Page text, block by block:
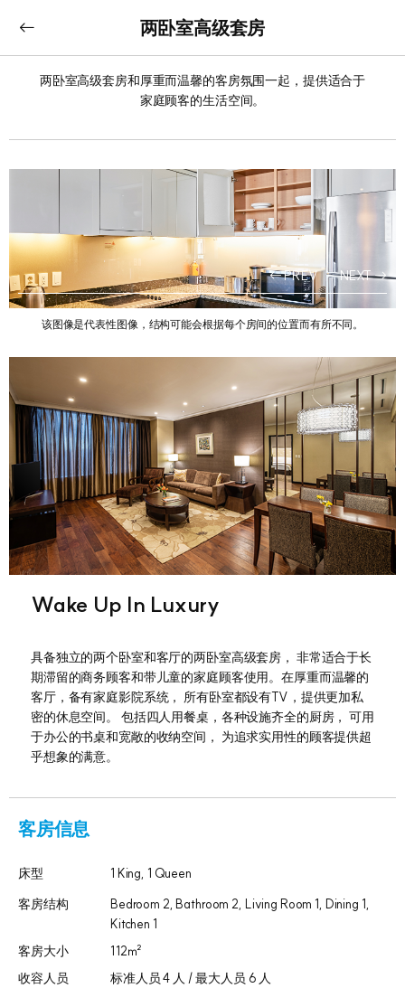
两卧室高级套房
两卧室高级套房和厚重而温馨的客房氛围一起，提供适合于
家庭顾客的生活空间。
PREV NEXT
该图像是代表性图像，结构可能会根据每个房间的位置而有所不同。
Wake Up In Luxury
具备独立的两个卧室和客厅的两卧室高级套房， 非常适合于长
期滞留的商务顾客和带儿童的家庭顾客使用。在厚重而温馨的
客厅，备有家庭影院系统， 所有卧室都设有TV，提供更加私
密的休息空间。 包括四人用餐桌，各种设施齐全的厨房， 可用
于办公的书桌和宽敞的收纳空间， 为追求实用性的顾客提供超
乎想象的满意。
客房信息
床型
1 King, 1 Queen
客房结构
Bedroom 2, Bathroom 2, Living Room 1, Dining 1,
Kitchen 1​
客房大小
112㎡
收容人员
标准人员 4 人 / 最大人员 6 人